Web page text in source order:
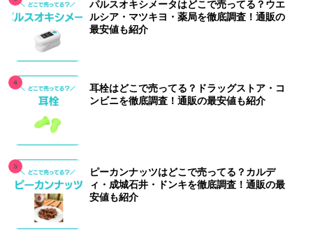
パルスオキシメータはどこで売ってる？ウエ
ルシア・マツキヨ・薬局を徹底調査！通販の
最安値も紹介
耳栓はどこで売ってる？ドラッグストア・コ
ンビニを徹底調査！通販の最安値も紹介
ピーカンナッツはどこで売ってる？カルデ
ィ・成城石井・ドンキを徹底調査！通販の最
安値も紹介